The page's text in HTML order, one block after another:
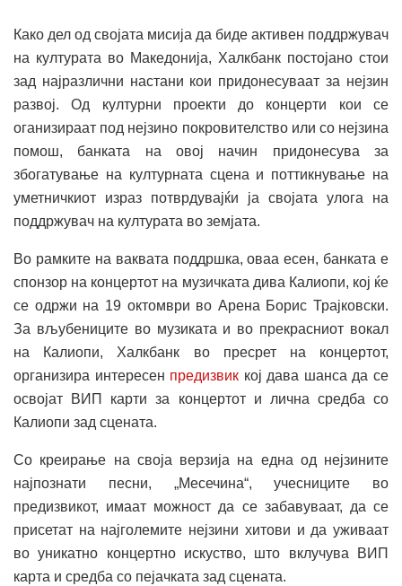
Како дел од својата мисија да биде активен поддржувач
на културата во Македонија, Халкбанк постојано стои
зад најразлични настани кои придонесуваат за нејзин
развој. Од културни проекти до концерти кои се
оганизираат под нејзино покровителство или со нејзина
помош, банката на овој начин придонесува за
збогатување на културната сцена и поттикнување на
уметничкиот израз потврдувајќи ја својата улога на
поддржувач на културата во земјата.
Во рамките на ваквата поддршка, оваа есен, банката е
спонзор на концертот на музичката дива Калиопи, кој ќе
се одржи на 19 октомври во Арена Борис Трајковски.
За вљубениците во музиката и во прекрасниот вокал
на Калиопи, Халкбанк во пресрет на концертот,
организира интересен предизвик кој дава шанса да се
освојат ВИП карти за концертот и лична средба со
Калиопи зад сцената.
Со креирање на своја верзија на една од нејзините
најпознати песни, „Месечина“, учесниците во
предизвикот, имаат можност да се забавуваат, да се
присетат на најголемите нејзини хитови и да уживаат
во уникатно концертно искуство, што вклучува ВИП
карта и средба со пејачката зад сцената.